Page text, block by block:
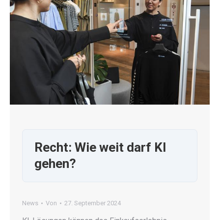
Recht: Wie weit darf KI
gehen?
News Von 27. September 2024